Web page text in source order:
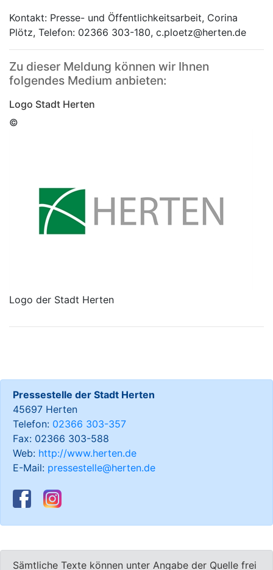
Kontakt: Presse- und Öffentlichkeitsarbeit, Corina
Plötz, Telefon: 02366 303-180, c.ploetz@herten.de
Zu dieser Meldung können wir Ihnen
folgendes Medium anbieten:
Logo Stadt Herten
©
Logo der Stadt Herten
Pressestelle der Stadt Herten
45697 Herten
Telefon: 02366 303-357
Fax: 02366 303-588
Web: http://www.herten.de
E-Mail: pressestelle@herten.de
Sämtliche Texte können unter Angabe der Quelle frei